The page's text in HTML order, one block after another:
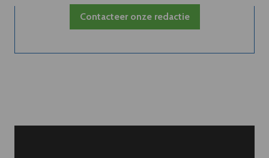
Contacteer onze redactie